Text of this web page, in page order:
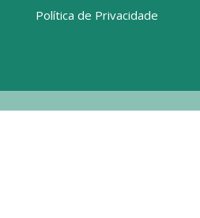
Política de Privacidade